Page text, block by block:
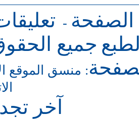
الصفحة -
جميع
: منسق الموقع
آخر